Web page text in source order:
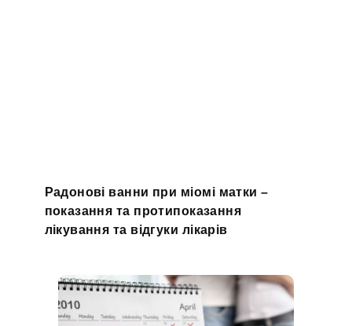
Радонові ванни при міомі матки –
показання та протипоказання
лікування та відгуки лікарів